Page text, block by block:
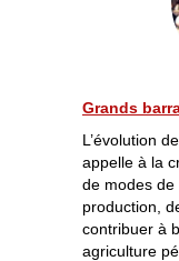
Grands
L’évolution
appelle à la
de modes
production,
contribuer à
agriculture